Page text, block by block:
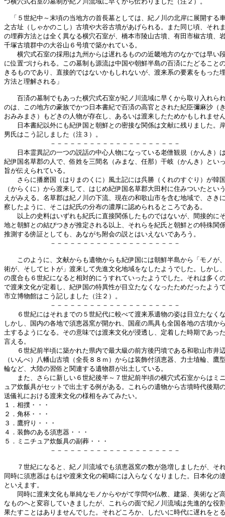
「５世紀中～末頃の当地方の首長墓としては、紀ノ川の北岸に展開する
之古址（しゃかのこし）古墳や大谷古墳があげられる。また同じ頃、それ
の埋葬方法とは全く異なる横穴石室が、橋本市陵山古墳、有田市椒古墳、
千塚古墳群中の大谷山６号墳で築かれている。
横穴式石室の採用は九州からは遅れるものの近畿地方のなかでは早い
に位置づけられる。この墓制も源流は中国や朝鮮半島の百済にたどること
きるものであり、直接的ではないかもしれないが、渡来系の要素をもった
方法と理解される」
百済の墓制でもあった横穴式石室が紀ノ川流域に早くから取り入れら
のは、この地方の豪族でかつ日本書紀で百済の高官とされた紀臣彌麻沙（
おみみまさ）もどきの人物が存在し、あるいは渡来したためかもしれませ
日本書紀以外にも紀伊国と朝鮮との密接な関係は文献に残りました。
男氏はこう記しました（注３）。
－－－－－－－－－－－－－－－－－－－－
日本霊異記の一つの説話の中心人物になっている老僧観規（かんき）
紀伊国名草郡の人で、俗姓を三間名（みまな、任那）干岐（かんき）とい
旨が伝えられている。
さらに播磨国（はりまのくに）風土記には呉勝（くれのすぐり）が韓
（からくに）から渡来して、はじめ紀伊国名草郡大田村に住みついたとい
えがみえる。名草郡は紀ノ川の下流、現在の和歌山市を含む地域で、さき
察したように、そこは紀氏の分布の濃厚に認められるところである。
以上の史料はいずれも紀氏に直接関係したものではないが、間接的に
地と朝鮮との結びつきが推定される以上、それらを紀氏と朝鮮との特殊関
推測する傍証としても、あながち附会の説とはいえないであろう。
－－－－－－－－－－－－－－－－－－－－
このように、文献からも遺物からも紀伊国には朝鮮半島から「モノが
術が、そしてヒトが」渡来して先進文化地域をなしたようでした。しかし
の度合も６世紀になると相対的にうすれていったようでした。それは多く
で渡来文化が定着し、紀伊国の特異性が目立たなくなったためだったよう
市立博物館はこう記しました（注２）。
－－－－－－－－－－－－－－－－－－－－
６世紀にはそれまでの５世紀代に較べて渡来系遺物の姿は目立たなく
しかし、国内の各地で須恵器窯が開かれ、国産の馬具も全国各地の古墳か
土するようになる。その意味では渡来文化が浸透し、定着した時期であっ
言える。
６世紀前半頃に築かれた県内で最大級の前方後円墳である和歌山市井
（いんべ）八幡山古墳（全長８８ｍ）からは装飾付須恵器、力士埴輪、鷹
輪など、大陸の習俗と関連する遺物群が出土している。
また、さらに新しい６世紀後半～７世紀前半頃の横穴式石室からはミ
ュア炊飯具がセットで出土する例がある。これらの遺物から古墳時代後期
送儀礼における渡来文化の様相をみてみたい。
１．相撲・・・
２．角杯・・・
３．鷹狩り・・・
４．装飾のある須恵器・・・
５．ミニチュア炊飯具の副葬・・・
－－－－－－－－－－－－－－－－－－－－
７世紀になると、紀ノ川流域でも須恵器窯の数が急増しましたが、そ
同時に須恵器はもはや渡来文化の範疇には入らなくなりました。日本化の
といえます。
同時に渡来文化も単純なモノからやがて学問や仏教、建築、美術など
なものへと変容していきましたが、これらの面で紀ノ川流域は先進的な役
果たすことはありませんでした。それどころか、しだいに時代に遅れをと